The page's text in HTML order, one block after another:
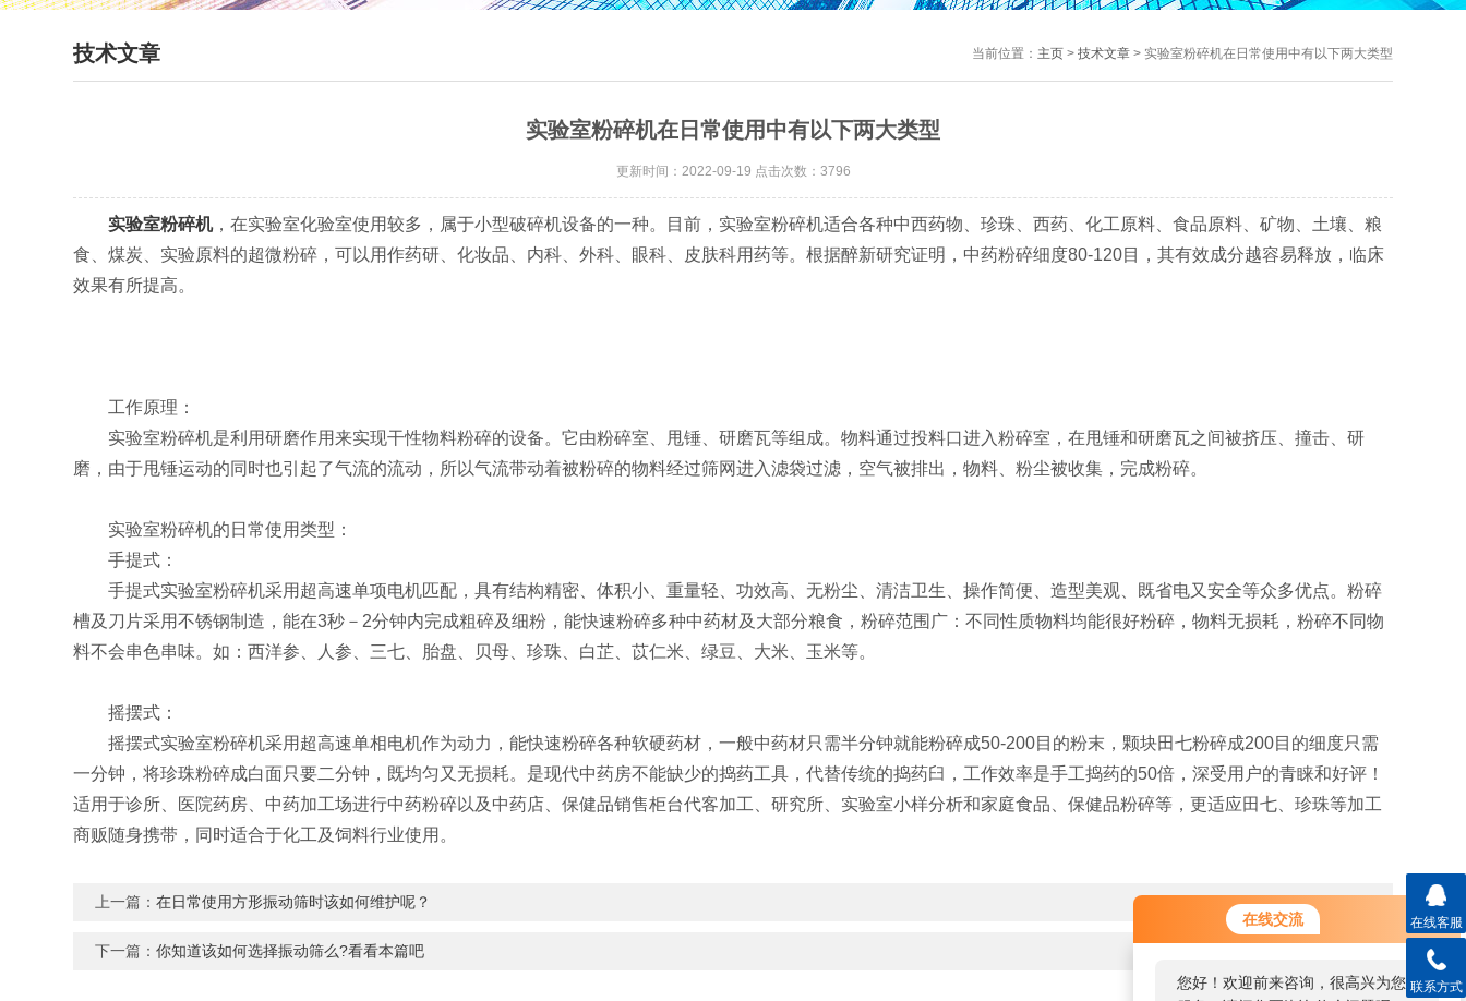
在线交流
您好！欢迎前来咨询，很高兴为您
技术文章 当前位置： 主页> 技术文章> 实验室粉碎机在日常使用中有以下两大类型
实验室粉碎机在日常使用中有以下两大类型
更新时间：2022-09-19 点击次数：3796
实验室粉碎机，在实验室化验室使用较多，属于小型破碎机设备的一种。目前，实验室粉碎机适合各种中西药物、珍珠、西药、化工原料、食品原料、矿物、土壤、粮
食、煤炭、实验原料的超微粉碎，可以用作药研、化妆品、内科、外科、眼科、皮肤科用药等。根据醉新研究证明，中药粉碎细度80-120目，其有效成分越容易释放，临床
效果有所提高。
工作原理：
实验室粉碎机是利用研磨作用来实现干性物料粉碎的设备。它由粉碎室、甩锤、研磨瓦等组成。物料通过投料口进入粉碎室，在甩锤和研磨瓦之间被挤压、撞击、研
磨，由于甩锤运动的同时也引起了气流的流动，所以气流带动着被粉碎的物料经过筛网进入滤袋过滤，空气被排出，物料、粉尘被收集，完成粉碎。
实验室粉碎机的日常使用类型：
手提式：
手提式实验室粉碎机采用超高速单项电机匹配，具有结构精密、体积小、重量轻、功效高、无粉尘、清洁卫生、操作简便、造型美观、既省电又安全等众多优点。粉碎
槽及刀片采用不锈钢制造，能在3秒－2分钟内完成粗碎及细粉，能快速粉碎多种中药材及大部分粮食，粉碎范围广：不同性质物料均能很好粉碎，物料无损耗，粉碎不同物
料不会串色串味。如：西洋参、人参、三七、胎盘、贝母、珍珠、白芷、苡仁米、绿豆、大米、玉米等。
摇摆式：
摇摆式实验室粉碎机采用超高速单相电机作为动力，能快速粉碎各种软硬药材，一般中药材只需半分钟就能粉碎成50-200目的粉末，颗块田七粉碎成200目的细度只需
一分钟，将珍珠粉碎成白面只要二分钟，既均匀又无损耗。是现代中药房不能缺少的捣药工具，代替传统的捣药臼，工作效率是手工捣药的50倍，深受用户的青睐和好评！
适用于诊所、医院药房、中药加工场进行中药粉碎以及中药店、保健品销售柜台代客加工、研究所、实验室小样分析和家庭食品、保健品粉碎等，更适应田七、珍珠等加工
商贩随身携带，同时适合于化工及饲料行业使用。
上一篇：在日常使用方形振动筛时该如何维护呢？
下一篇：你知道该如何选择振动筛么?看看本篇吧
在线客服
联系方式